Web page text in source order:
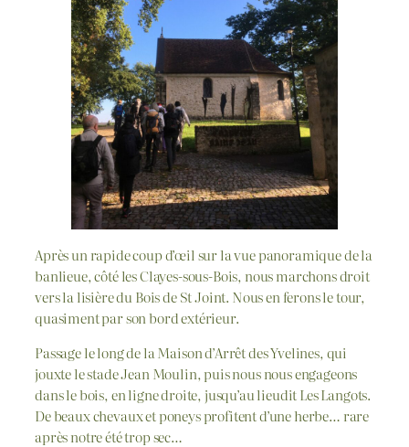
Après un rapide coup d’œil sur la vue panoramique de la
banlieue, côté les Clayes-sous-Bois, nous marchons droit
vers la lisière du Bois de St Joint. Nous en ferons le tour,
quasiment par son bord extérieur.
Passage le long de la Maison d’Arrêt des Yvelines, qui
jouxte le stade Jean Moulin, puis nous nous engageons
dans le bois, en ligne droite, jusqu’au lieudit Les Langots.
De beaux chevaux et poneys profitent d’une herbe… rare
après notre été trop sec…